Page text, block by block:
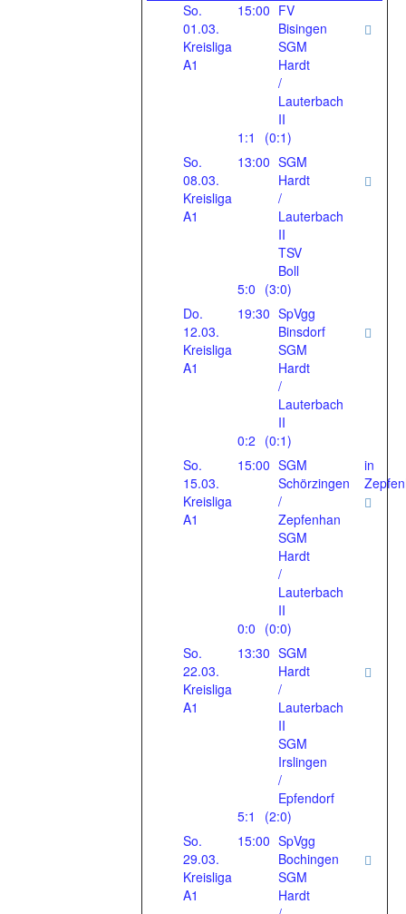
So.
01.03.
Kreisliga
A1
15:00 FV
Bisingen
SGM
Hardt
/
Lauterbach
II
1:1
(0:1)
So.
08.03.
Kreisliga
A1
13:00 SGM
Hardt
/
Lauterbach
II
TSV
Boll
5:0 (3:0)
Do.
12.03.
Kreisliga
A1
19:30 SpVgg
Binsdorf
SGM
Hardt
/
Lauterbach
II
0:2 (0:1)
So.
15.03.
Kreisliga
A1
15:00 SGM
Schörzingen
/
Zepfenhan
SGM
Hardt
/
Lauterbach
II
0:0 (0:0)
in
So.
22.03.
Kreisliga
A1
13:30 SGM
Hardt
/
Lauterbach
II
SGM
Irslingen
/
Epfendorf
5:1
(2:0)
So.
29.03.
Kreisliga
A1
15:00 SpVgg
Bochingen
SGM
Hardt